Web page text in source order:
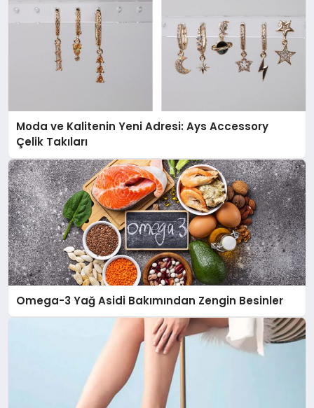
Moda ve Kalitenin Yeni Adresi: Ays Accessory
Çelik Takıları
Omega-3 Yağ Asidi Bakımından Zengin Besinler